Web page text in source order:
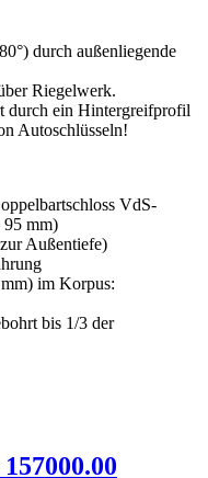
durch außenliegende
Riegelwerk.
durch ein Hintergreifprofil
Autoschlüsseln!
VdS-
95 mm)
Außentiefe)
im Korpus:
bis 1/3 der